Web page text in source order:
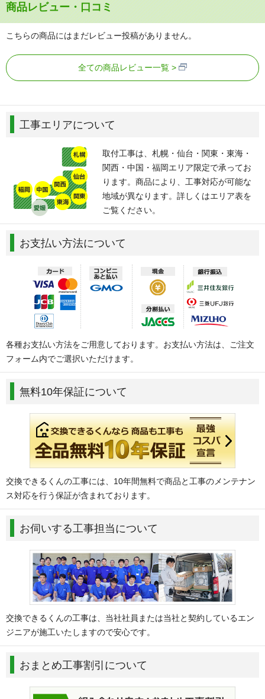
商品レビュー・口コミ
こちらの商品にはまだレビュー投稿がありません。
全ての商品レビュー一覧
工事エリアについて
取付工事は、札幌・仙台・関東・東海・
関西・中国・福岡エリア限定で承ってお
ります。商品により、工事対応が可能な
地域が異なります。詳しくはエリア表を
ご覧ください。
お支払い方法について
各種お支払い方法をご用意しております。お支払い方法は、ご注文
フォーム内でご選択いただけます。
無料10年保証について
交換できるくんの工事には、10年間無料で商品と工事のメンテナン
ス対応を行う保証が含まれております。
お伺いする工事担当について
交換できるくんの工事は、当社社員または当社と契約しているエン
ジニアが施工いたしますので安心です。
おまとめ工事割引について